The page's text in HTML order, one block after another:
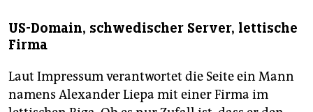
US-Domain, schwedischer Server, lettische
Firma
Laut Impressum verantwortet die Seite ein Mann
namens Alexander Liepa mit einer Firma im